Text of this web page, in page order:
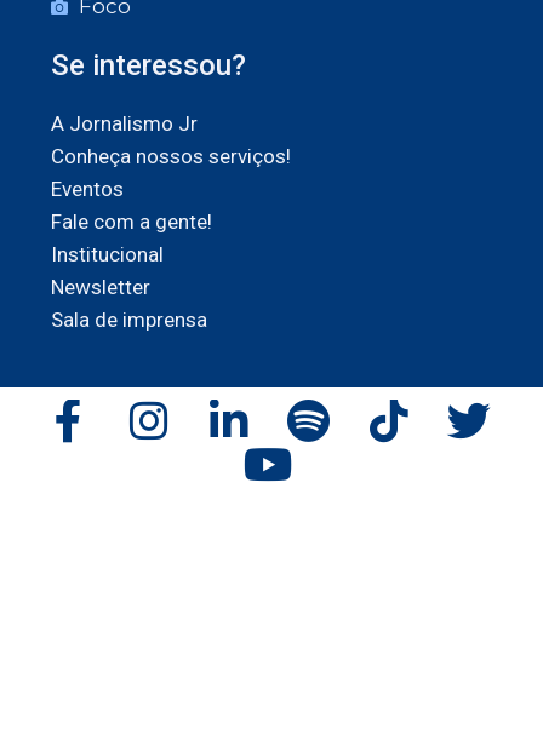
Foco
Se interessou?
A Jornalismo Jr
Conheça nossos serviços!
Eventos
Fale com a gente!
Institucional
Newsletter
Sala de imprensa